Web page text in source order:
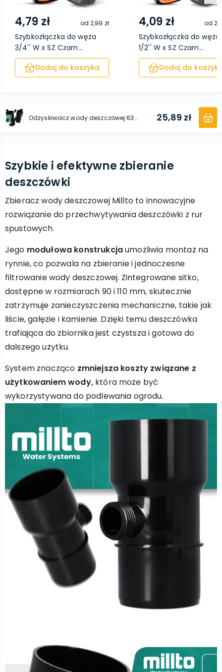
4,79 zł od2,99 zł
Szybkozłączka do węża
3/4'' W x SZ Czarn...
Dodaj do koszyka
4,09 zł od
Szybkozłączka do węża
1/2'' W x SZ Czarn...
Dodaj do
Odzyskiwacz wody deszczowej 63 mm x 3/4'' GZ czarny 25,89 zł
Szybkie i efektywne zbieranie
deszczówki
Zbieracz wody deszczowej Millto to innowacyjne
rozwiązanie do przechwytywania deszczówki z rur
spustowych.
Jego modułowa konstrukcjaumożliwia montaż na
rynnie, co pozwala na zbieranie i jednoczesne
filtrowanie wody deszczowej. Zintegrowane sitko,
dostępne w rozmiarach 90 i 110 mm, skutecznie
zatrzymuje zanieczyszczenia mechaniczne, takie jak
liście, gałęzie i kamienie. Dzięki temu deszczówka
trafiająca do zbiornika jest czystsza i gotowa do
dalszego użytku.
System znacząco zmniejsza koszty związane z
użytkowaniem wody,która może być
wykorzystywana do podlewania ogrodu.